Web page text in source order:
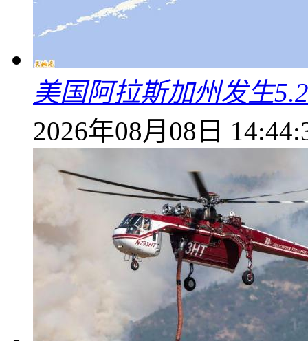
美国阿拉斯加州发生
2026年08月08日